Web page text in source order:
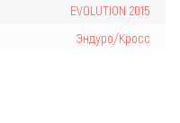
EVOLUTION 2015
Эндуро/Кросс